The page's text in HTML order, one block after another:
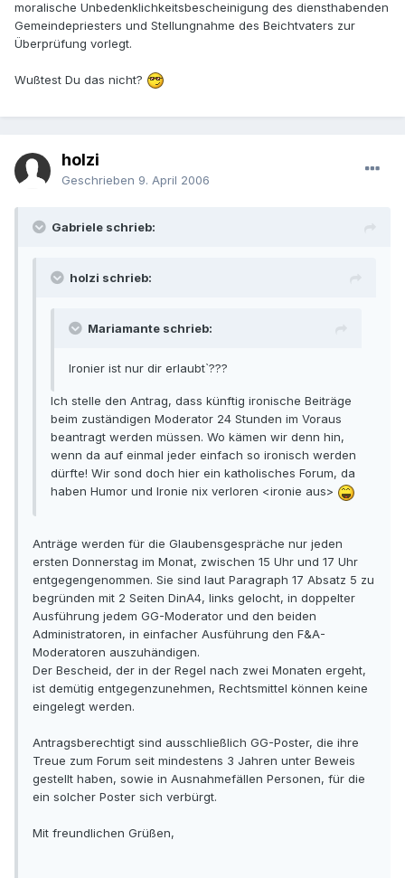
moralische Unbedenklichkeitsbescheinigung des diensthabenden
Gemeindepriesters und Stellungnahme des Beichtvaters zur
Überprüfung vorlegt.
Wußtest Du das nicht?
holzi
Geschrieben 9. April 2006
Gabriele schrieb:
holzi schrieb:
Mariamante schrieb:
Ironier ist nur dir erlaubt`???
Ich stelle den Antrag, dass künftig ironische Beiträge
beim zuständigen Moderator 24 Stunden im Voraus
beantragt werden müssen. Wo kämen wir denn hin,
wenn da auf einmal jeder einfach so ironisch werden
dürfte! Wir sond doch hier ein katholisches Forum, da
haben Humor und Ironie nix verloren <ironie aus>
Anträge werden für die Glaubensgespräche nur jeden
ersten Donnerstag im Monat, zwischen 15 Uhr und 17 Uhr
entgegengenommen. Sie sind laut Paragraph 17 Absatz 5 zu
begründen mit 2 Seiten DinA4, links gelocht, in doppelter
Ausführung jedem GG-Moderator und den beiden
Administratoren, in einfacher Ausführung den F&A-
Moderatoren auszuhändigen.
Der Bescheid, der in der Regel nach zwei Monaten ergeht,
ist demütig entgegenzunehmen, Rechtsmittel können keine
eingelegt werden.
Antragsberechtigt sind ausschließlich GG-Poster, die ihre
Treue zum Forum seit mindestens 3 Jahren unter Beweis
gestellt haben, sowie in Ausnahmefällen Personen, für die
ein solcher Poster sich verbürgt.
Mit freundlichen Grüßen,